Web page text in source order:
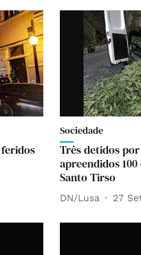
Sociedade
Três detidos
apreendidos
Santo Tirso
DN/Lusa 27